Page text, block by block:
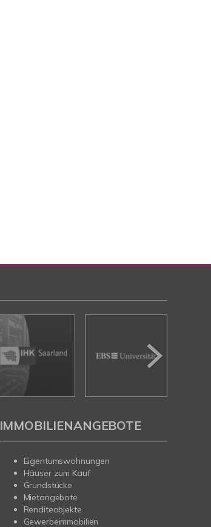
IMMOBILIENANGEBOTE
Eigentumswohnungen
Häuser zum Kauf
Grundstücke
Mietangebote
Renditeobjekte
Gewerbeimmobilien